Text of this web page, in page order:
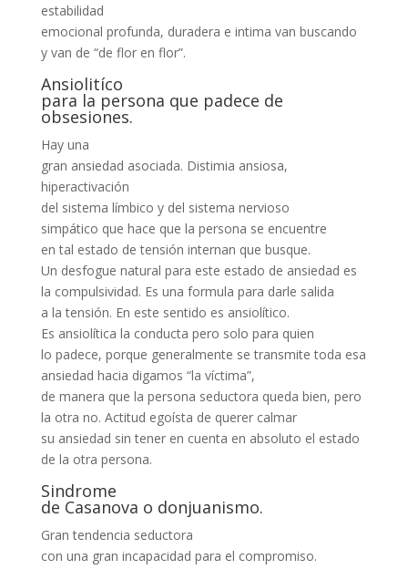
estabilidad
emocional profunda, duradera e intima van buscando
y van de “de flor en flor”.
Ansiolitíco
para la persona que padece de
obsesiones.
Hay una
gran ansiedad asociada. Distimia ansiosa,
hiperactivación
del sistema límbico y del sistema nervioso
simpático que hace que la persona se encuentre
en tal estado de tensión internan que busque.
Un desfogue natural para este estado de ansiedad es
la compulsividad. Es una formula para darle salida
a la tensión. En este sentido es ansiolítico.
Es ansiolítica la conducta pero solo para quien
lo padece, porque generalmente se transmite toda esa
ansiedad hacia digamos “la víctima”,
de manera que la persona seductora queda bien, pero
la otra no. Actitud egoísta de querer calmar
su ansiedad sin tener en cuenta en absoluto el estado
de la otra persona.
Sindrome
de Casanova o donjuanismo.
Gran tendencia seductora
con una gran incapacidad para el compromiso.